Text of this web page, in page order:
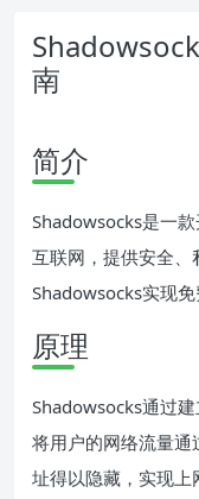
南
简介
Shadowsocks是一
互联网，提供安全
Shadowsocks实现免
原理
Shadowsocks通过
将用户的网络流量
址得以隐藏，实现上